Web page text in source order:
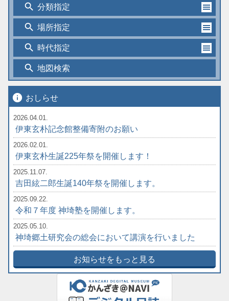
search 分類指定
search 場所指定
search 時代指定
search 地図検索
info おしらせ
2026.04.01.
伊東玄朴記念館整備寄附のお願い
2026.02.01.
伊東玄朴生誕225年祭を開催します！
2025.11.07.
吉田絃二郎生誕140年祭を開催します。
2025.09.22.
令和７年度 神埼塾を開催します。
2025.05.10.
神埼郷土研究会の総会において講演を行いました
お知らせをもっと見る